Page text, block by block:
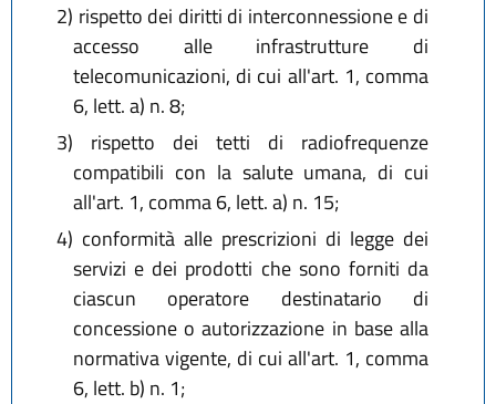
2) rispetto dei diritti di interconnessione e di
accesso alle infrastrutture di
telecomunicazioni, di cui all'art. 1, comma
6, lett. a) n. 8;
3) rispetto dei tetti di radiofrequenze
compatibili con la salute umana, di cui
all'art. 1, comma 6, lett. a) n. 15;
4) conformità alle prescrizioni di legge dei
servizi e dei prodotti che sono forniti da
ciascun operatore destinatario di
concessione o autorizzazione in base alla
normativa vigente, di cui all'art. 1, comma
6, lett. b) n. 1;